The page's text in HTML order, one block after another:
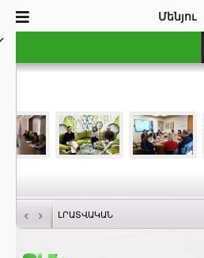
‹ › ԼՐԱՏՎԱԿԱՆ
Մենյու